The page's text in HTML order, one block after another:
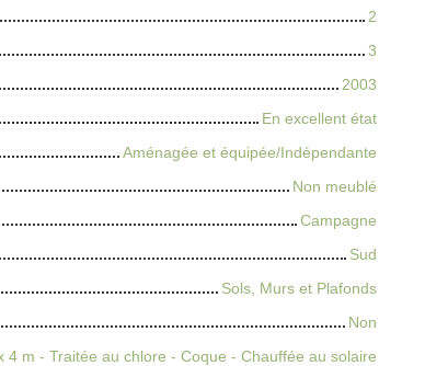
2
3
2003
En excellent état
Aménagée et équipée/Indépendante
Non meublé
Campagne
Sud
Sols, Murs et Plafonds
Non
4 m - Traitée au chlore - Coque - Chauffée au solaire